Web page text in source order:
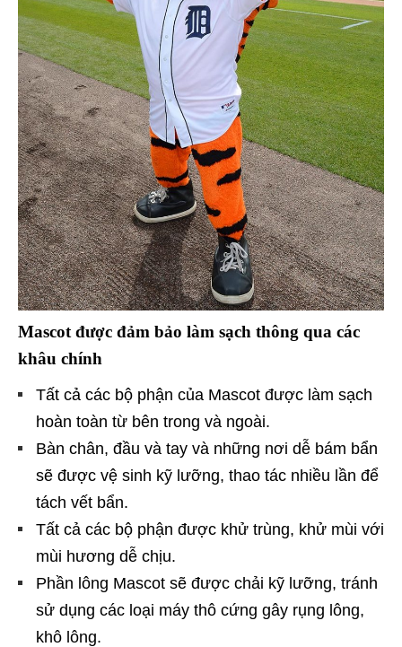
Mascot được đảm bảo làm sạch thông qua các
khâu chính
Tất cả các bộ phận của Mascot được làm sạch
hoàn toàn từ bên trong và ngoài.
Bàn chân, đầu và tay và những nơi dễ bám bẩn
sẽ được vệ sinh kỹ lưỡng, thao tác nhiều lần để
tách vết bẩn.
Tất cả các bộ phận được khử trùng, khử mùi với
mùi hương dễ chịu.
Phần lông Mascot sẽ được chải kỹ lưỡng, tránh
sử dụng các loại máy thô cứng gây rụng lông,
khô lông.